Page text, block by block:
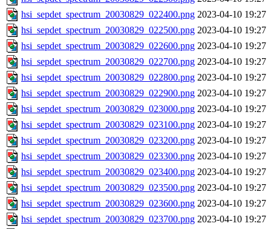
hsi_sepdet_spectrum_20030829_022400.png 2023-04-10 19:27
hsi_sepdet_spectrum_20030829_022500.png 2023-04-10 19:27
hsi_sepdet_spectrum_20030829_022600.png 2023-04-10 19:27
hsi_sepdet_spectrum_20030829_022700.png 2023-04-10 19:27
hsi_sepdet_spectrum_20030829_022800.png 2023-04-10 19:27
hsi_sepdet_spectrum_20030829_022900.png 2023-04-10 19:27
hsi_sepdet_spectrum_20030829_023000.png 2023-04-10 19:27
hsi_sepdet_spectrum_20030829_023100.png 2023-04-10 19:27
hsi_sepdet_spectrum_20030829_023200.png 2023-04-10 19:27
hsi_sepdet_spectrum_20030829_023300.png 2023-04-10 19:27
hsi_sepdet_spectrum_20030829_023400.png 2023-04-10 19:27
hsi_sepdet_spectrum_20030829_023500.png 2023-04-10 19:27
hsi_sepdet_spectrum_20030829_023600.png 2023-04-10 19:27
hsi_sepdet_spectrum_20030829_023700.png 2023-04-10 19:27